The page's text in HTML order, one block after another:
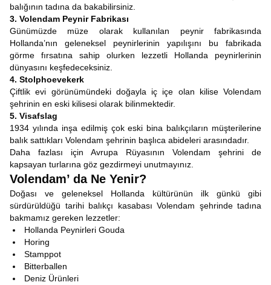
balığının tadına da bakabilirsiniz.
3. Volendam Peynir Fabrikası
Günümüzde müze olarak kullanılan peynir fabrikasında
Hollanda’nın geleneksel peynirlerinin yapılışını bu fabrikada
görme fırsatına sahip olurken lezzetli Hollanda peynirlerinin
dünyasını keşfedeceksiniz.
4. Stolphoevekerk
Çiftlik evi görünümündeki doğayla iç içe olan kilise Volendam
şehrinin en eski kilisesi olarak bilinmektedir.
5. Visafslag
1934 yılında inşa edilmiş çok eski bina balıkçıların müşterilerine
balık sattıkları Volendam şehrinin başlıca abideleri arasındadır.
Daha fazlası için Avrupa Rüyasının Volendam şehrini de
kapsayan turlarına göz gezdirmeyi unutmayınız.
Volendam’ da Ne Yenir?
Doğası ve geleneksel Hollanda kültürünün ilk günkü gibi
sürdürüldüğü tarihi balıkçı kasabası Volendam şehrinde tadına
bakmamız gereken lezzetler:
Hollanda Peynirleri Gouda
Horing
Stamppot
Bitterballen
Deniz Ürünleri